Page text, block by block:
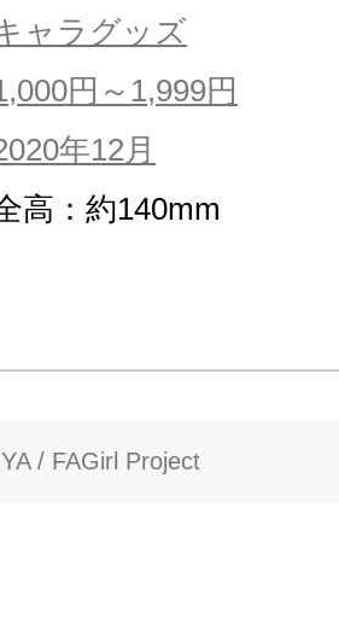
ャラグッズ
円～1,999円
年12月
高：約140mm
/ FAGirl Project